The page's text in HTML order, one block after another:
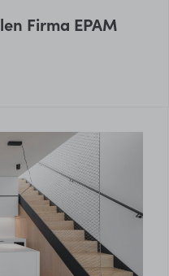
Firma EPAM